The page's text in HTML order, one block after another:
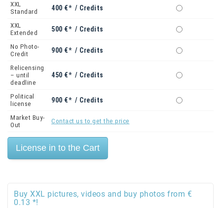
XXL
Standard
400 €* / Credits
XXL
Extended
500 €* / Credits
No Photo-
Credit
900 €* / Credits
Relicensing
– until
deadline
450 €* / Credits
Political
license
900 €* / Credits
Market Buy-
Out
Contact us to get the price
Buy XXL pictures, videos and buy photos from €
0.13 *!